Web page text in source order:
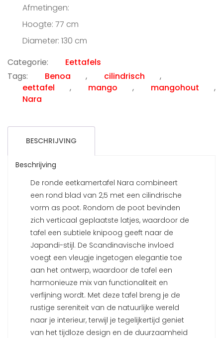
was:
€899.00.
Afmetingen:
Hoogte: 77 cm
Diameter: 130 cm
Categorie:
Eettafels
Tags:
Benoa , cilindrisch
,
eettafel
, mango , mangohout
,
Nara
BESCHRIJVING
Beschrijving
De ronde eetkamertafel Nara combineert
een rond blad van 2,5 met een cilindrische
vorm as poot. Rondom de poot bevinden
zich verticaal geplaatste latjes, waardoor de
tafel een subtiele knipoog geeft naar de
Japandi-stijl. De Scandinavische invloed
voegt een vleugje ingetogen elegantie toe
aan het ontwerp, waardoor de tafel een
harmonieuze mix van functionaliteit en
verfijning wordt. Met deze tafel breng je de
rustige sereniteit van de natuurlijke wereld
naar je interieur, terwijl je tegelijkertijd geniet
van het tijdloze design en de duurzaamheid